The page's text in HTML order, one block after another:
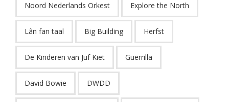
Noord Nederlands Orkest Explore the North
Lân fan taal Big Building Herfst
De Kinderen van Juf Kiet Guerrilla
David Bowie DWDD